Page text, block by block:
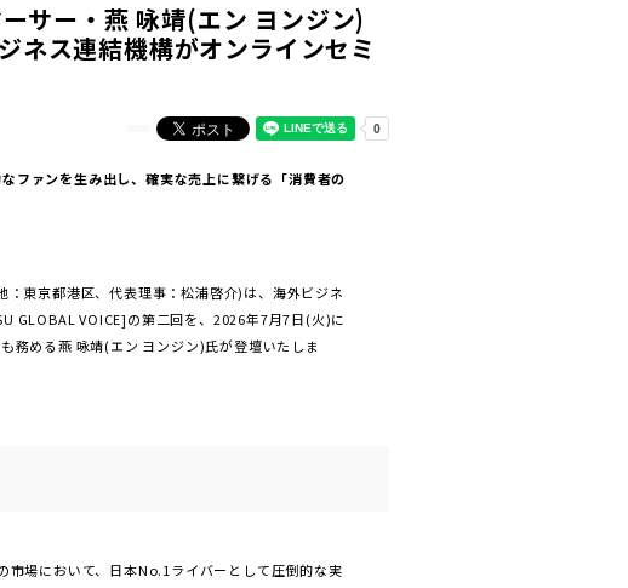
サー・燕 咏靖(エン ヨンジン)
ネス連結機構がオンラインセミ
ァンを生み出し、確実な売上に繋げる「消費者の
東京都港区、代表理事：松浦啓介)は、海外ビジネ
GLOBAL VOICE]の第二回を、2026年7月7日(火)に
務める燕 咏靖(エン ヨンジン)氏が登壇いたしま
市場において、日本No.1ライバーとして圧倒的な実